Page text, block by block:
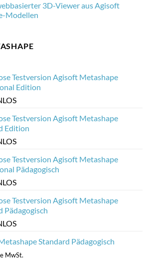
3D-Viewer aus Agisoft
Modellen
Testversion Agisoft Metashape
Edition
Testversion Agisoft Metashape
Edition
Testversion Agisoft Metashape
Pädagogisch
Testversion Agisoft Metashape
Pädagogisch
Standard Pädagogisch
MwSt.